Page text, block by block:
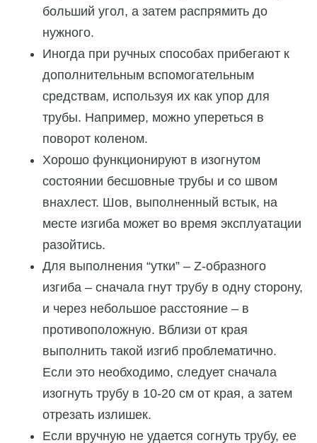
больший угол, а затем распрямить до
нужного.
Иногда при ручных способах прибегают к
дополнительным вспомогательным
средствам, используя их как упор для
трубы. Например, можно упереться в
поворот коленом.
Хорошо функционируют в изогнутом
состоянии бесшовные трубы и со швом
внахлест. Шов, выполненный встык, на
месте изгиба может во время эксплуатации
разойтись.
Для выполнения “утки” – Z-образного
изгиба – сначала гнут трубу в одну сторону,
и через небольшое расстояние – в
противоположную. Вблизи от края
выполнить такой изгиб проблематично.
Если это необходимо, следует сначала
изогнуть трубу в 10-20 см от края, а затем
отрезать излишек.
Если вручную не удается согнуть трубу, ее